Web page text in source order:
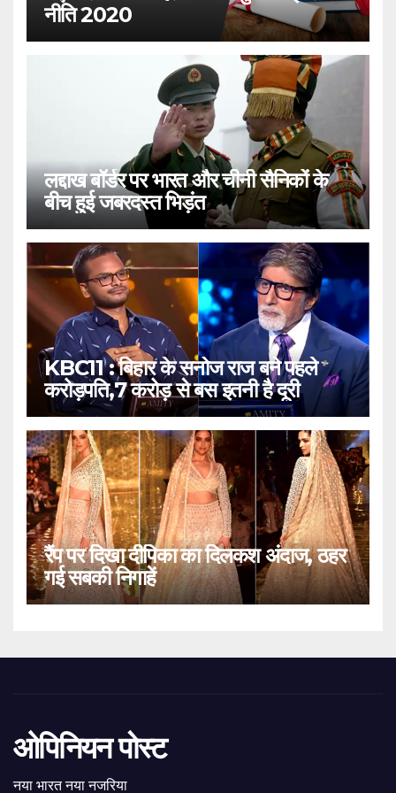
नीति 2020
लद्दाख बॉर्डर पर भारत और चीनी सैनिकों के
बीच हुई जबरदस्त भिड़ंत
KBC11 : बिहार के सनोज राज बने पहले
करोड़पति,7 करोड़ से बस इतनी है दूरी
रैंप पर दिखा दीपिका का दिलकश अंदाज, ठहर
गई सबकी निगाहें
ओपिनियन पोस्ट
नया भारत नया नजरिया